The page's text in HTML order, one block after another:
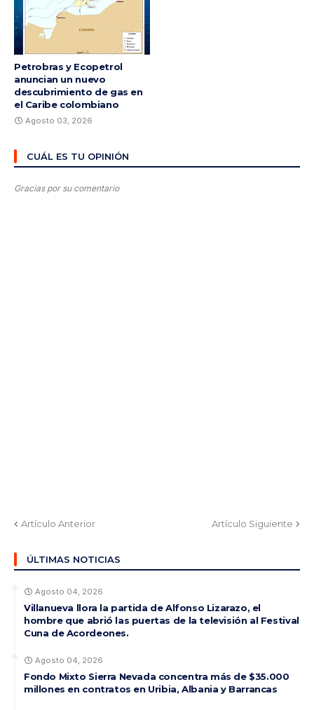
Petrobras y Ecopetrol
anuncian un nuevo
descubrimiento de gas en
el Caribe colombiano
Agosto 03, 2026
CUÁL ES TU OPINIÓN
Gracias por su comentario
Artículo Anterior Artículo Siguiente
ÚLTIMAS NOTICIAS
Agosto 04, 2026
Villanueva llora la partida de Alfonso Lizarazo, el
hombre que abrió las puertas de la televisión al Festival
Cuna de Acordeones.
Agosto 04, 2026
Fondo Mixto Sierra Nevada concentra más de $35.000
millones en contratos en Uribia, Albania y Barrancas